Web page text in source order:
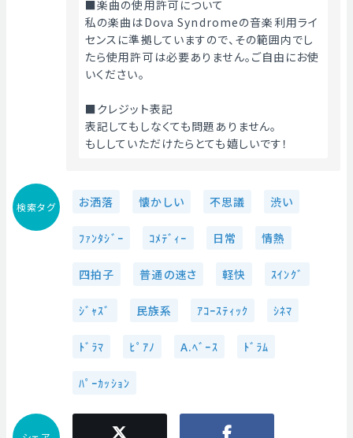
■楽曲の使用許可について
私の楽曲はDova Syndromeの音楽利用ライ
センスに準拠していますので、その範囲内でし
たら使用許可は必要ありません。ご自由にお使
いください。
■クレジット表記
表記してもしなくても問題ありません。
もししていただけたらとても嬉しいです！
検索タグ お洒落 懐かしい 不思議 渋い
ﾌｧﾝﾀｼﾞｰ ｺﾒﾃﾞｨｰ 日常 情熱
四拍子 普通の速さ 軽快 ｽｲﾝｸﾞ
ｼﾞｬｽﾞ 民族系 ｱｺｰｽﾃｨｯｸ ｼﾈﾏ
ﾄﾞﾗﾏ ﾋﾟｱﾉ A.ﾍﾞｰｽ ﾄﾞﾗﾑ
ﾊﾟｰｶｯｼｮﾝ